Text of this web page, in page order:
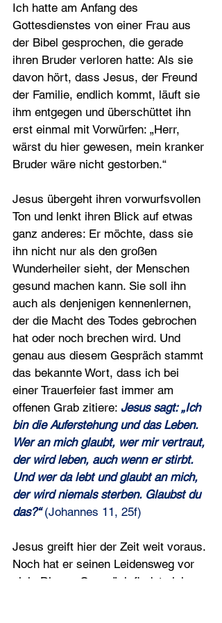
Ich hatte am Anfang des
Gottesdienstes von einer Frau aus
der Bibel gesprochen, die gerade
ihren Bruder verloren hatte: Als sie
davon hört, dass Jesus, der Freund
der Familie, endlich kommt, läuft sie
ihm entgegen und überschüttet ihn
erst einmal mit Vorwürfen: „Herr,
wärst du hier gewesen, mein kranker
Bruder wäre nicht gestorben.“
Jesus übergeht ihren vorwurfsvollen
Ton und lenkt ihren Blick auf etwas
ganz anderes: Er möchte, dass sie
ihn nicht nur als den großen
Wunderheiler sieht, der Menschen
gesund machen kann. Sie soll ihn
auch als denjenigen kennenlernen,
der die Macht des Todes gebrochen
hat oder noch brechen wird. Und
genau aus diesem Gespräch stammt
das bekannte Wort, dass ich bei
einer Trauerfeier fast immer am
offenen Grab zitiere: Jesus sagt: „Ich
bin die Auferstehung und das Leben.
Wer an mich glaubt, wer mir vertraut,
der wird leben, auch wenn er stirbt.
Und wer da lebt und glaubt an mich,
der wird niemals sterben. Glaubst du
das?“ (Johannes 11, 25f)
Jesus greift hier der Zeit weit voraus.
Noch hat er seinen Leidensweg vor
sich: Dieses Gespräch findet einige